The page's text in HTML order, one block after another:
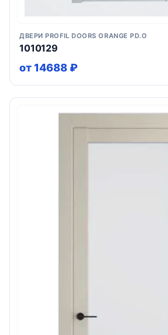
ДВЕРИ PROFIL DOORS ORANGE PD.O
1010129
от 14688 ₽